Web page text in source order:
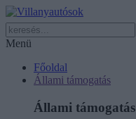
Menü
Főoldal
Állami támogatás
Állami támogatás